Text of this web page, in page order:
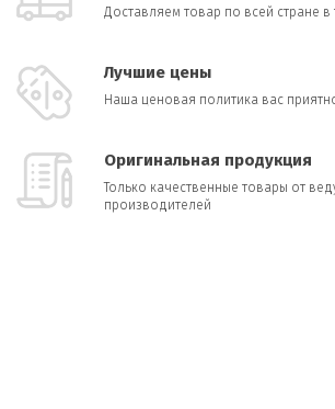
Доставляем товар по всей стране в
Лучшие цены
Наша ценовая политика вас
Оригинальная продукция
Только качественные товары от
производителей